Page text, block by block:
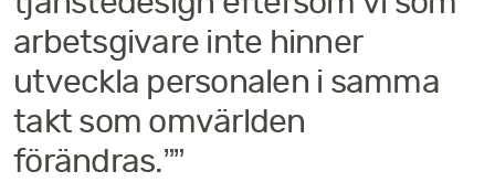
arbetsgivare inte hinner
utveckla personalen i samma
takt som omvärlden
förändras.””